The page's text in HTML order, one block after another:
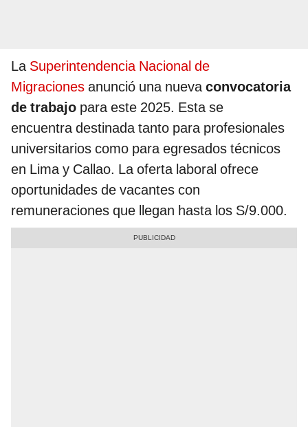
La Superintendencia Nacional de
Migraciones anunció una nuevaconvocatoria
de trabajo para este 2025. Esta se
encuentra destinada tanto para profesionales
universitarios como para egresados técnicos
en Lima y Callao. La oferta laboral ofrece
oportunidades de vacantes con
remuneraciones que llegan hasta los S/9.000.